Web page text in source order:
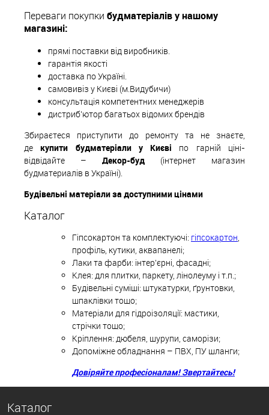
Переваги покупки будматеріалів у нашому
магазині:
прямі поставки від виробників.
гарантія якості
доставка по Україні.
самовивіз у Києві (м.Видубичи)
консультація компетентних менеджерів
дистриб'ютор багатьох відомих брендів
Збираєтеся приступити до ремонту та не знаєте,
де
купити будматеріали у Києві по гарній ціні-
відвідайте – Декор-буд (інтернет магазин
будматериалів в Україні).
Будівельні матеріали за доступними цінами
Каталог
Гіпсокартон та комплектуючі: гіпсокартон
профіль, кутики, аквапанелі;
Лаки та фарби: інтер'єрні, фасадні;
Клея: для плитки, паркету, лінолеуму і т.п.;
Будівельні суміші: штукатурки, ґрунтовки,
шпаклівки тощо;
Матеріали для гідроізоляції: мастики,
стрічки тощо;
Кріплення: дюбеля, шурупи, саморізи;
Допоміжне обладнання – ПВХ, ПУ шланги;
Довіряйте професіоналам! Звертайтесь!
Каталог